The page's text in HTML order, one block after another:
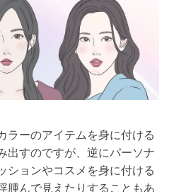
ラーのアイテムを身に付ける
出すのですが、逆にパーソナ
ションやコスメを身に付ける
腫んで見えたりすることもあ